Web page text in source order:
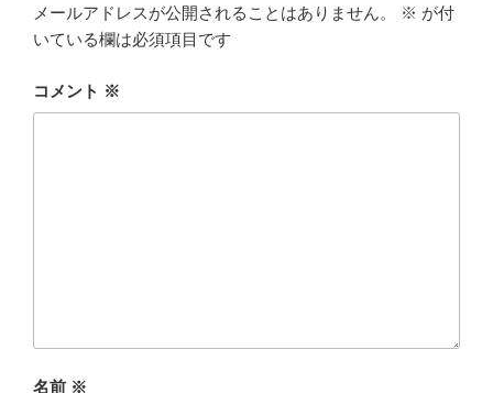
メールアドレスが公開されることはありません。 ※ が付
いている欄は必須項目です
コメント ※
名前 ※